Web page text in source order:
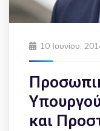
10 Ιουνίου,
και